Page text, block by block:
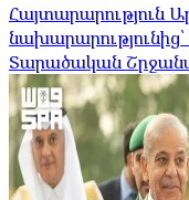
Հայտարարություն
Տարածական